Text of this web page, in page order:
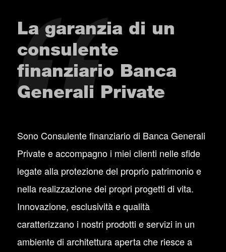
La garanzia di un
consulente
finanziario Banca
Generali Private
Sono Consulente finanziario di Banca Generali
Private e accompagno i miei clienti nelle sfide
legate alla protezione del proprio patrimonio e
nella realizzazione dei propri progetti di vita.
Innovazione, esclusività e qualità
caratterizzano i nostri prodotti e servizi in un
ambiente di architettura aperta che riesce a